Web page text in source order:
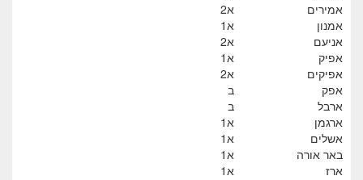
אמירים
א2
אמנון
א1
אניעם
א2
אפיק
א1
אפיקים
א2
אפק
ב
ארבל
ב
ארגמן
א1
אשלים
א1
באר אורה
א1
ארז
א1